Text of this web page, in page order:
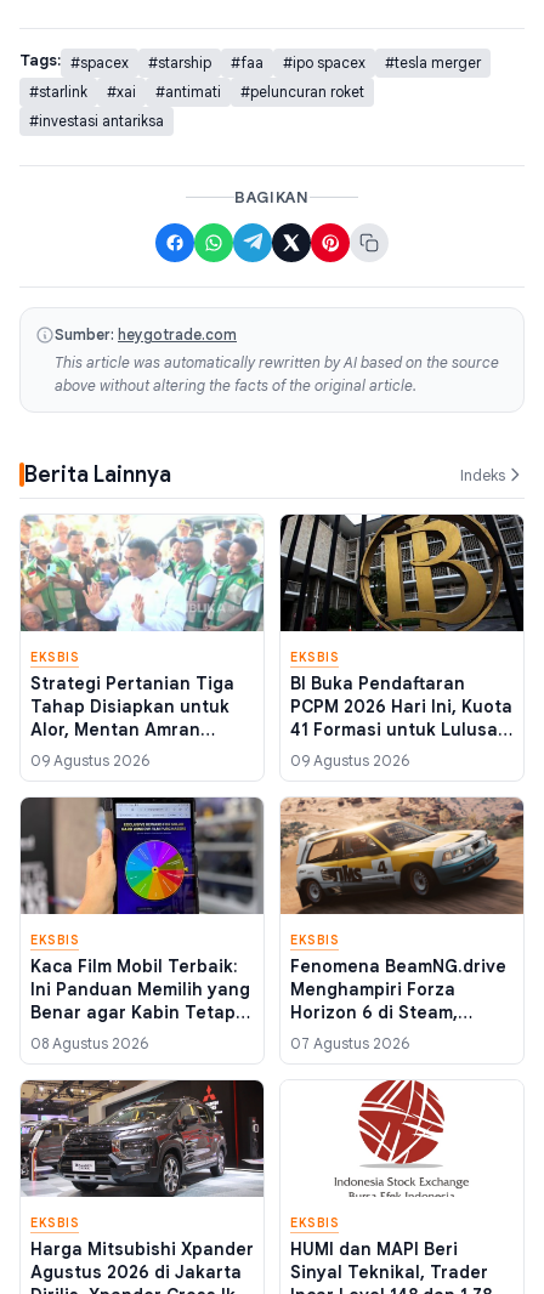
Tags: #spacex #starship #faa #ipo spacex
#tesla merger
#starlink
#xai #antimati
#peluncuran roket
#investasi antariksa
BAGIKAN
Sumber: heygotrade.com
This article was automatically rewritten by AI based on the source
above without altering the facts of the original article.
Berita Lainnya Indeks
EKSBIS
Strategi Pertanian Tiga
Tahap Disiapkan untuk
Alor, Mentan Amran
Targetkan Tekan Angka
Kemiskinan dari Sektor
Pangan
09 Agustus 2026
EKSBIS
BI Buka Pendaftaran
PCPM 2026 Hari Ini, Kuota
41 Formasi untuk Lulusan
S1 dan S2
09 Agustus 2026
EKSBIS
Kaca Film Mobil Terbaik:
Ini Panduan Memilih yang
Benar agar Kabin Tetap
Adem
08 Agustus 2026
EKSBIS
Fenomena BeamNG.drive
Menghampiri Forza
Horizon 6 di Steam,
Simulasi Fisika Murah
yang Kian Digandrungi
07 Agustus 2026
EKSBIS
Harga Mitsubishi Xpander
Agustus 2026 di Jakarta
EKSBIS
HUMI dan MAPI Beri
Sinyal Teknikal, Trader